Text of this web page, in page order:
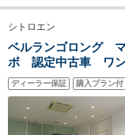
シトロエン
ベルランゴロング
ボ 認定中古車 ワ
バックカメラ
スペアキー フロア
ディーラー保証 購入プラン付